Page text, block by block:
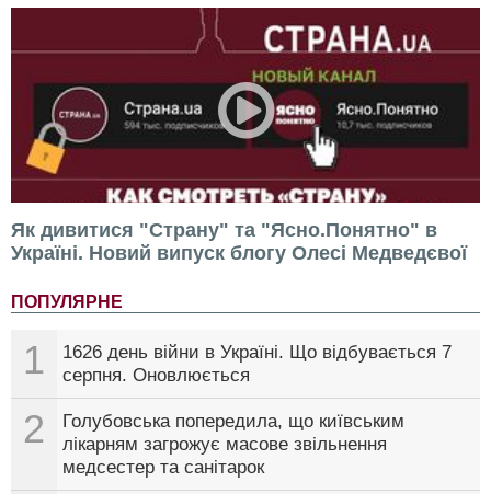
Як дивитися "Страну" та "Ясно.Понятно" в
Україні. Новий випуск блогу Олесі Медведєвої
ПОПУЛЯРНЕ
1
1626 день війни в Україні. Що відбувається 7
серпня. Оновлюється
2
Голубовська попередила, що київським
лікарням загрожує масове звільнення
медсестер та санітарок